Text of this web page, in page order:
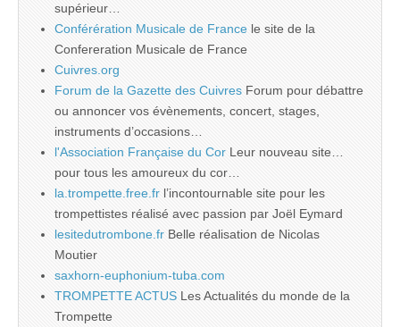
supérieur…
Conférération Musicale de France le site de la
Confereration Musicale de France
Cuivres.org
Forum de la Gazette des Cuivres Forum pour débattre
ou annoncer vos évènements, concert, stages,
instruments d’occasions…
l'Association Française du Cor Leur nouveau site…
pour tous les amoureux du cor…
la.trompette.free.fr l’incontournable site pour les
trompettistes réalisé avec passion par Joël Eymard
lesitedutrombone.fr Belle réalisation de Nicolas
Moutier
saxhorn-euphonium-tuba.com
TROMPETTE ACTUS Les Actualités du monde de la
Trompette